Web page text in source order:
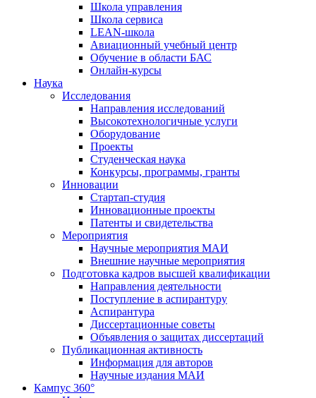
Школа управления
Школа сервиса
LEAN-школа
Авиационный учебный центр
Обучение в области БАС
Онлайн-курсы
Наука
Исследования
Направления исследований
Высокотехнологичные услуги
Оборудование
Проекты
Студенческая наука
Конкурсы, программы, гранты
Инновации
Стартап-студия
Инновационные проекты
Патенты и свидетельства
Мероприятия
Научные мероприятия МАИ
Внешние научные мероприятия
Подготовка кадров высшей квалификации
Направления деятельности
Поступление в аспирантуру
Аспирантура
Диссертационные советы
Объявления о защитах диссертаций
Публикационная активность
Информация для авторов
Научные издания МАИ
Кампус 360°